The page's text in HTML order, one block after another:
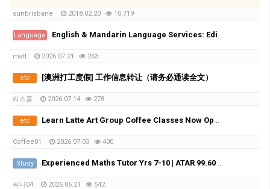
sunbrisbane 2018.02.20 10,719
Language English & Mandarin Language Services: Editing, Tutoring & Translation
matt 2026.07.21 263
etc [澳洲打工度假] 工作信息转让（请务必通读全文）
라스콜 2026.07.14 278
etc Learn Latte Art Group Coffee Classes Now Open!
Coffee01 2026.07.03 400
Study Experienced Maths Tutor Yrs 7-10 | ATAR 99.60 | Medical Student
써니04 2026.06.21 542